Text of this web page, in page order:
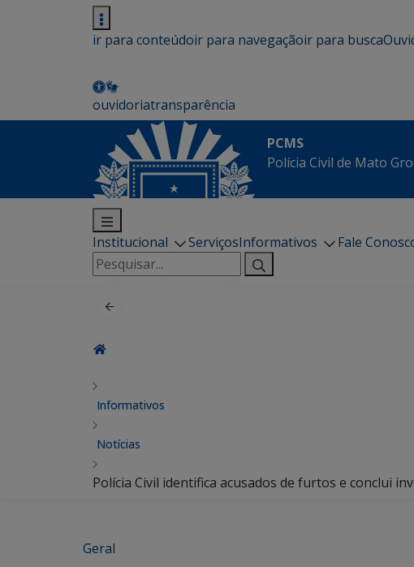
ir para conteúdoir para navegaçãoir para busca
ouvidoriatransparência
PCMS
Polícia Civil de Mato
Institucional ServiçosInformativos Fale
Pesquisar
por:
Informativos
Notícias
Polícia Civil identifica acusados de furtos e conclui
Geral